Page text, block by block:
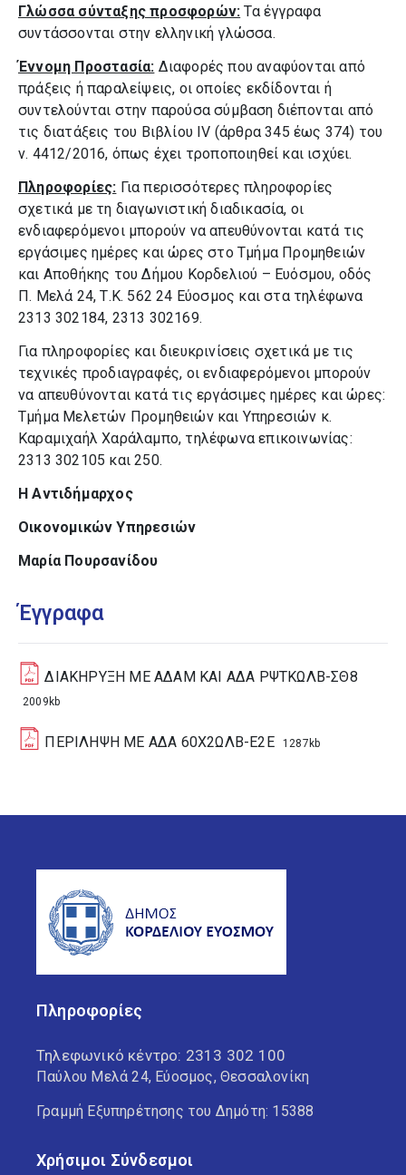
Γλώσσα σύνταξης προσφορών: Τα έγγραφα
συντάσσονται στην ελληνική γλώσσα.
Έννομη Προστασία: Διαφορές που αναφύονται από
πράξεις ή παραλείψεις, οι οποίες εκδίδονται ή
συντελούνται στην παρούσα σύμβαση διέπονται από
τις διατάξεις του Βιβλίου ΙV (άρθρα 345 έως 374) του
ν. 4412/2016, όπως έχει τροποποιηθεί και ισχύει.
Πληροφορίες: Για περισσότερες πληροφορίες
σχετικά με τη διαγωνιστική διαδικασία, οι
ενδιαφερόμενοι μπορούν να απευθύνονται κατά τις
εργάσιμες ημέρες και ώρες στο Τμήμα Προμηθειών
και Αποθήκης του Δήμου Κορδελιού – Ευόσμου, οδός
Π. Μελά 24, Τ.Κ. 562 24 Εύοσμος και στα τηλέφωνα
2313 302184, 2313 302169.
Για πληροφορίες και διευκρινίσεις σχετικά με τις
τεχνικές προδιαγραφές, οι ενδιαφερόμενοι μπορούν
να απευθύνονται κατά τις εργάσιμες ημέρες και ώρες:
Τμήμα Μελετών Προμηθειών και Υπηρεσιών κ.
Καραμιχαήλ Χαράλαμπο, τηλέφωνα επικοινωνίας:
2313 302105 και 250.
Η Αντιδήμαρχος
Οικονομικών Υπηρεσιών
Μαρία Πουρσανίδου
Έγγραφα
ΔΙΑΚΗΡΥΞΗ ΜΕ ΑΔΑΜ ΚΑΙ ΑΔΑ ΡΨΤΚΩΛΒ-ΣΘ8
2009kb
ΠΕΡΙΛΗΨΗ ΜΕ ΑΔΑ 60Χ2ΩΛΒ-Ε2Ε 1287kb
Πληροφορίες
Τηλεφωνικό κέντρο: 2313 302 100
Παύλου Μελά 24, Εύοσμος, Θεσσαλονίκη
Γραμμή Εξυπηρέτησης του Δημότη: 15388
Χρήσιμοι Σύνδεσμοι